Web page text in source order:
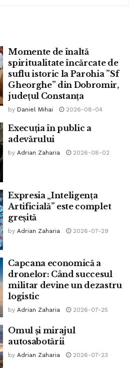
la Farouq. „Blasfemia nu este
el.
www.4just.eu.
băiețel blasfemie
nigerian sentinta
Momente de înaltă
spiritualitate încărcate de
suflu istoric la Parohia ”Sf
Gheorghe” din Dobromir,
județul Constanța
by Daniel Mihai 2026-08-04
Execuția în public a
adevărului
by Adrian Zaharia 2026-08-02
Expresia „Inteligența
Artificială” este complet
greșită
by Adrian Zaharia 2026-07-29
Capcana economică a
dronelor: Când succesul
militar devine un dezastru
logistic
by Adrian Zaharia 2026-07-25
Omul și mirajul
autosabotării
by Adrian Zaharia 2026-07-23